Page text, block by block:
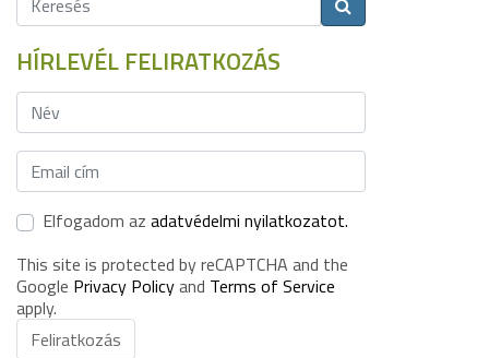
HÍRLEVÉL FELIRATKOZÁS
Elfogadom az adatvédelmi nyilatkozatot.
This site is protected by reCAPTCHA and the
Google Privacy Policyand Terms of Service
apply.
Feliratkozás